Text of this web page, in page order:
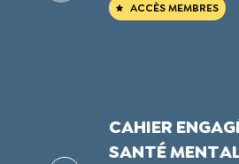
ACCÈS MEMBRES
CAHIER
SANTÉ